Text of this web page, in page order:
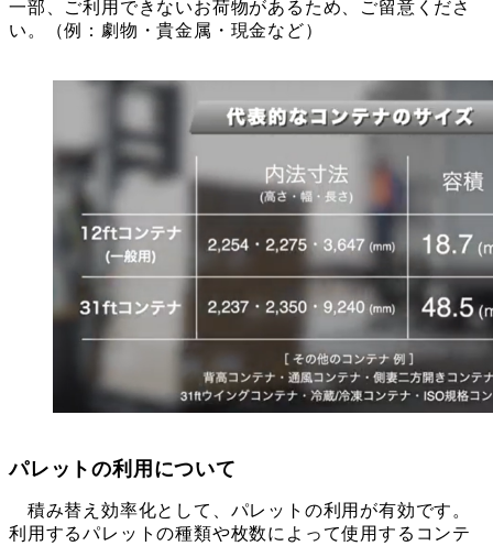
一部、ご利用できないお荷物があるため、ご留意くださ
い。（例：劇物・貴金属・現金など）
パレットの利用について
積み替え効率化として、パレットの利用が有効です。
利用するパレットの種類や枚数によって使用するコンテ